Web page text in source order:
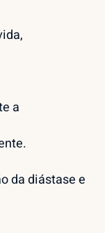
a
da diástase e